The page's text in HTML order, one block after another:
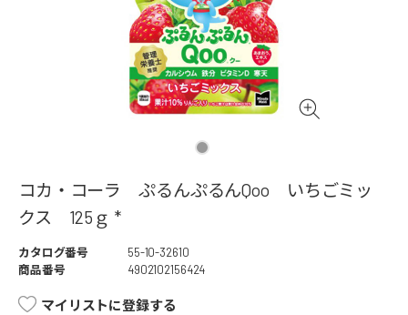
コカ・コーラ ぷるんぷるんQoo いちごミッ
クス 125ｇ *
カタログ番号
55-10-32610
商品番号
4902102156424
マイリストに登録する